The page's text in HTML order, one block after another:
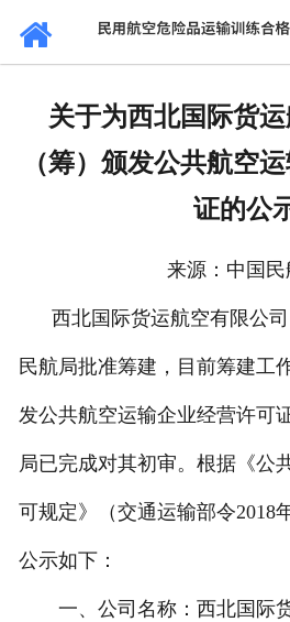
关于为西北国际货
（筹）颁发公共航空
证的公
来源：中国民
西北国际货运航空有限公司
民航局批准筹建，目前筹建工
发公共航空运输企业经营许可
局已完成对其初审。根据《公
可规定》（交通运输部令2018
公示如下：
一、公司名称：西北国际货